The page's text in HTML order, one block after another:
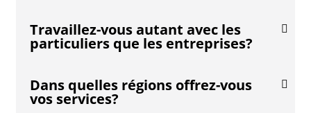
Travaillez-vous autant avec les
particuliers que les entreprises?
Dans quelles régions offrez-vous
vos services?